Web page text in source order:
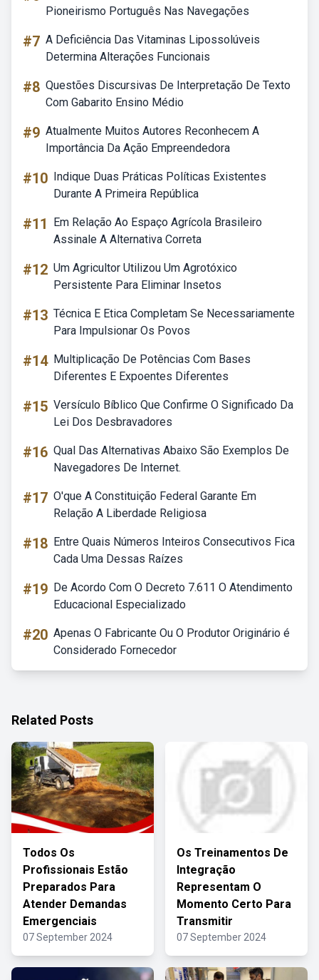
Pioneirismo Português Nas Navegações
#7 A Deficiência Das Vitaminas Lipossolúveis
Determina Alterações Funcionais
#8 Questões Discursivas De Interpretação De Texto
Com Gabarito Ensino Médio
#9 Atualmente Muitos Autores Reconhecem A
Importância Da Ação Empreendedora
#10 Indique Duas Práticas Políticas Existentes
Durante A Primeira República
#11
Em Relação Ao Espaço Agrícola Brasileiro
Assinale A Alternativa Correta
#12 Um Agricultor Utilizou Um Agrotóxico
Persistente Para Eliminar Insetos
#13 Técnica E Etica Completam Se Necessariamente
Para Impulsionar Os Povos
#14 Multiplicação De Potências Com Bases
Diferentes E Expoentes Diferentes
#15 Versículo Bíblico Que Confirme O Significado Da
Lei Dos Desbravadores
#16 Qual Das Alternativas Abaixo São Exemplos De
Navegadores De Internet.
#17 O'que A Constituição Federal Garante Em
Relação A Liberdade Religiosa
#18 Entre Quais Números Inteiros Consecutivos Fica
Cada Uma Dessas Raízes
#19 De Acordo Com O Decreto 7.611 O Atendimento
Educacional Especializado
#20 Apenas O Fabricante Ou O Produtor Originário é
Considerado Fornecedor
Related Posts
Todos Os
Profissionais Estão
Preparados Para
Atender Demandas
Emergenciais
07 September 2024
Os Treinamentos De
Integração
Representam O
Momento Certo Para
Transmitir
07 September 2024